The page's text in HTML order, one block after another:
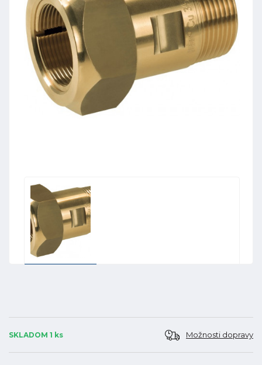
SKLADOM 1 ks Možnosti dopravy